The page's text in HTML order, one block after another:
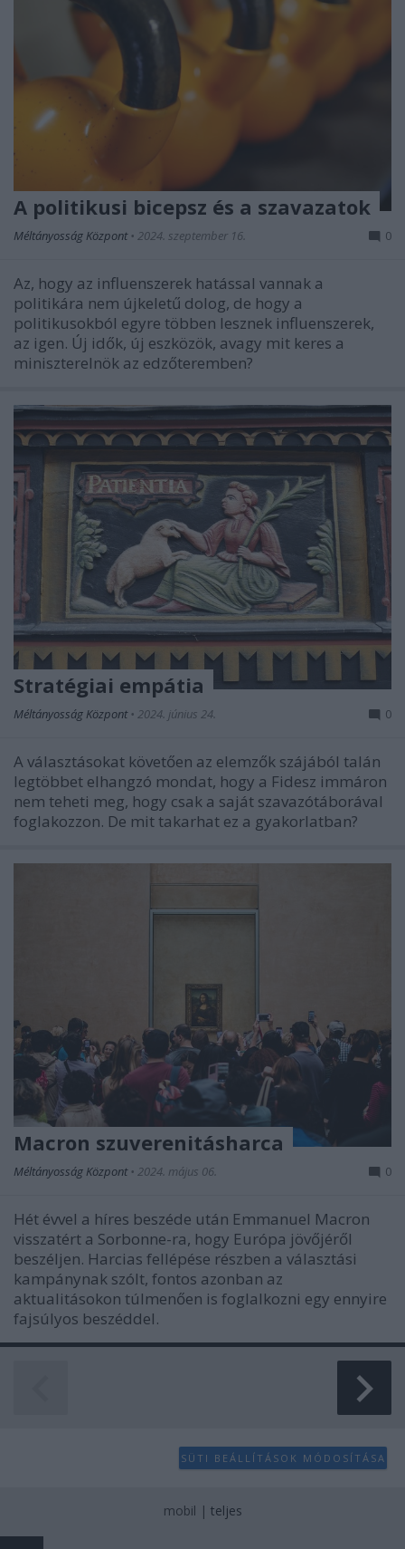
A politikusi bicepsz és a szavazatok
Méltányosság Központ • 2024. szeptember 16. 0
Az, hogy az influenszerek hatással vannak a
politikára nem újkeletű dolog, de hogy a
politikusokból egyre többen lesznek influenszerek,
az igen. Új idők, új eszközök, avagy mit keres a
miniszterelnök az edzőteremben?
Stratégiai empátia
Méltányosság Központ • 2024. június 24. 0
A választásokat követően az elemzők szájából talán
legtöbbet elhangzó mondat, hogy a Fidesz immáron
nem teheti meg, hogy csak a saját szavazótáborával
foglakozzon. De mit takarhat ez a gyakorlatban?
Macron szuverenitásharca
Méltányosság Központ • 2024. május 06. 0
Hét évvel a híres beszéde után Emmanuel Macron
visszatért a Sorbonne-ra, hogy Európa jövőjéről
beszéljen. Harcias fellépése részben a választási
kampánynak szólt, fontos azonban az
aktualitásokon túlmenően is foglalkozni egy ennyire
fajsúlyos beszéddel.
SÜTI BEÁLLÍTÁSOK MÓDOSÍTÁSA
mobil | teljes